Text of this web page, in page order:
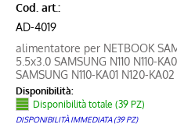
Cod. art.:
AD-4019
alimentatore per NETBOOK
5.5x3.0 SAMSUNG N110 N110-
SAMSUNG N110-KA01 N120-
Disponibilità:
Disponibilità totale (39 PZ)
DISPONIBILITÀ IMMEDIATA (39 PZ)